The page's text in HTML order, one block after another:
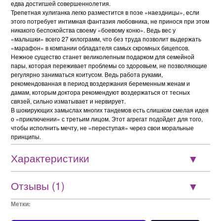
едва достигшей совершеннолетия.
Трепетная хулиганка легко разместится в позе «наездницы», если
этого потребует интимная фантазия любовника, не принося при этом
никакого беспокойства своему «боевому коню». Ведь вес у
«малышки» всего 27 килограмм, что без труда позволит выдержать
«марафон» в компании обладателя самых скромных бицепсов.
Нежное существо станет великолепным подарком для семейной
пары, которая переживает проблемы со здоровьем, не позволяющие
регулярно заниматься коитусом. Ведь работа руками,
рекомендованная в период воздержания беременным женам и
дамам, которым доктора рекомендуют воздержаться от тесных
связей, сильно изматывает и нервирует.
В шокирующих замыслах многих тандемов есть слишком смелая идея
о «приключении» с третьим лицом. Этот агрегат подойдет для того,
чтобы исполнить мечту, не «переступая» через свои моральные
принципы.
Характеристики
Отзывы (1)
Метки: